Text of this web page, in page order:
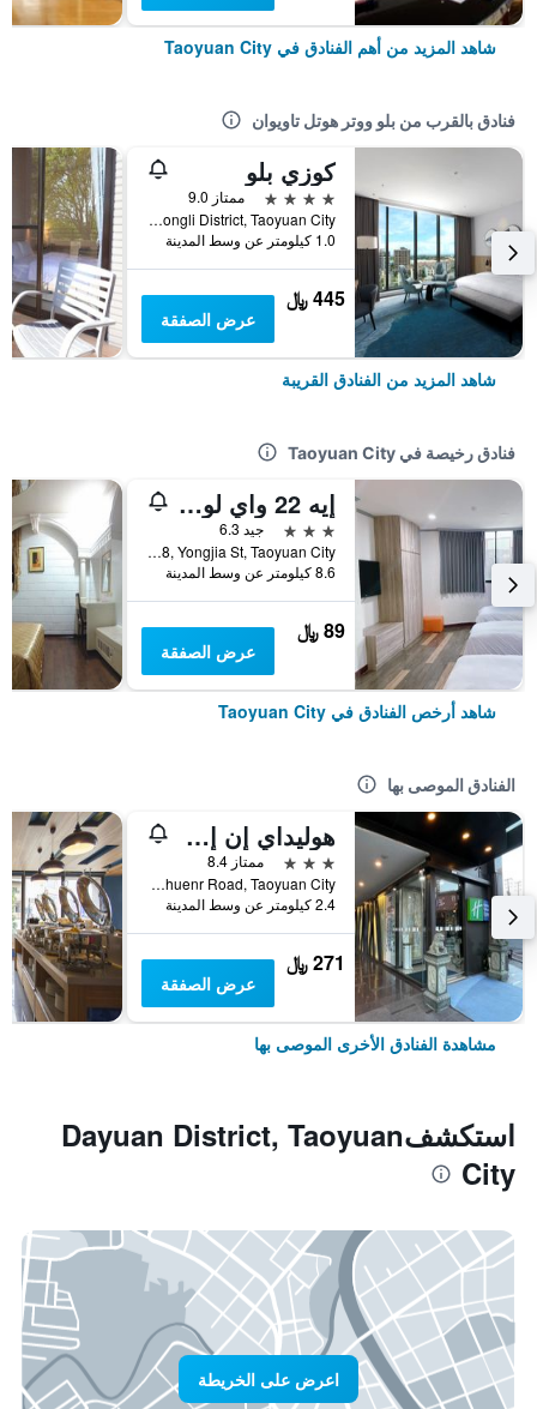
شاهد المزيد من أهم الفنادق في Taoyuan City
فنادق بالقرب من بلو ووتر هوتل تاويوان
كوزي بلو
4 نجوم
ممتاز 9.0
No. 101, Chunde Road, Zhongli District, Taoyuan City, تايوان
1.0 كيلومتر عن وسط المدينة
445 ﷼
عرض الصفقة
شاهد المزيد من الفنادق القريبة
فنادق رخيصة في Taoyuan City
إيه 22 واي لو هوتل
3 نجوم
جيد 6.3
No.98, Yongjia St, Taoyuan City, تايوان
8.6 كيلومتر عن وسط المدينة
89 ﷼
عرض الصفقة
شاهد أرخص الفنادق في Taoyuan City
الفنادق الموصى بها
هوليداي إن إكسبرس تاويوا بآباي آيتش جي
3 نجوم
ممتاز 8.4
No. 1039 Chuenr Road, Taoyuan City, تايوان
2.4 كيلومتر عن وسط المدينة
271 ﷼
عرض الصفقة
مشاهدة الفنادق الأخرى الموصى بها
استكشفDayuan District, Taoyuan
City
اعرض على الخريطة